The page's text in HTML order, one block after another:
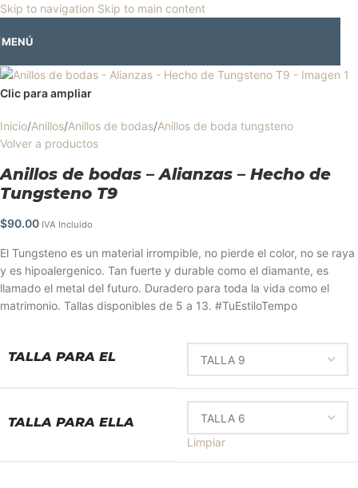
Skip to navigation Skip to main content
🎡Horario especial por vacaciones agostinas
MENÚ
Clic para ampliar
Inicio/Anillos/Anillos de bodas/Anillos de boda tungsteno
Volver a productos
Anillos de bodas – Alianzas – Hecho de
Tungsteno T9
$90.00 IVA Incluido
El Tungsteno es un material irrompible, no pierde el color, no se raya
y es hipoalergenico. Tan fuerte y durable como el diamante, es
llamado el metal del futuro. Duradero para toda la vida como el
matrimonio. Tallas disponibles de 5 a 13. #TuEstiloTempo
TALLA PARA EL
TALLA PARA ELLA
Limpiar